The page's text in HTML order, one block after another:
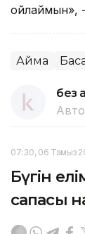
ойлаймын»,
Аймақ
без
07:30, 06 Тамыз
Бүгін
сапасы